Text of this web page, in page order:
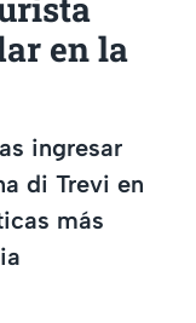
en la
ingresar
di Trevi en
más